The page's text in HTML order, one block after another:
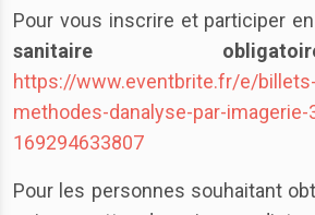
Pour vous inscrire et participer
sanitaire
https://www.eventbrite.fr/e/
methodes-danalyse-par-imagerie-
169294633807
Pour les personnes souhaitant